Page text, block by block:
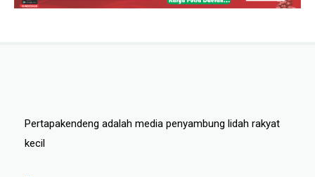
Pertapakendeng adalah media penyambung lidah rakyat
kecil